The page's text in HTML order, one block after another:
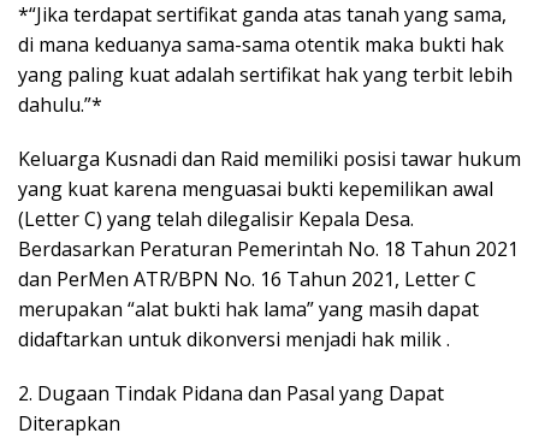
*“Jika terdapat sertifikat ganda atas tanah yang sama,
di mana keduanya sama-sama otentik maka bukti hak
yang paling kuat adalah sertifikat hak yang terbit lebih
dahulu.”*
Keluarga Kusnadi dan Raid memiliki posisi tawar hukum
yang kuat karena menguasai bukti kepemilikan awal
(Letter C) yang telah dilegalisir Kepala Desa.
Berdasarkan Peraturan Pemerintah No. 18 Tahun 2021
dan PerMen ATR/BPN No. 16 Tahun 2021, Letter C
merupakan “alat bukti hak lama” yang masih dapat
didaftarkan untuk dikonversi menjadi hak milik .
2. Dugaan Tindak Pidana dan Pasal yang Dapat
Diterapkan